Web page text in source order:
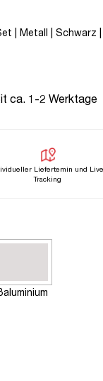
| Metall | Schwarz
ca. 1-2 Werktage
Liefertemin und
Tracking